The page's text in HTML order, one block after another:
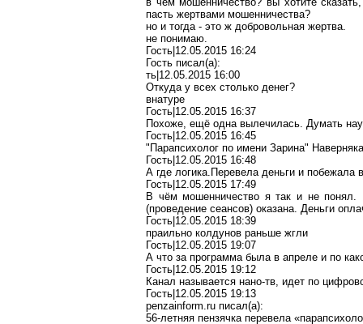
пасть жертвами мошенничества?
но и тогда - это ж добровольная жертва.
не понимаю.
Гость|12.05.2015 16:24
Гость писал(a):
ть|12.05.2015 16:00
Откуда у всех столько денег?
внатуре
Гость|12.05.2015 16:37
Похоже, ещё одна вылечилась. Думать
Гость|12.05.2015 16:45
"Парапсихолог по имени Зарина"
Гость|12.05.2015 16:48
А где логика.Перевела деньги и
Гость|12.05.2015 17:49
В чём мошенничество я так и не понял.
(проведение сеансов) оказана. Деньги
Гость|12.05.2015 18:39
праильно колдунов раньше жгли
Гость|12.05.2015 19:07
А что за программа была в апреле и по
Гость|12.05.2015 19:12
Канал называется нано-тв, идет по
Гость|12.05.2015 19:13
penzainform.ru писал(a):
56-летняя пензячка перевела